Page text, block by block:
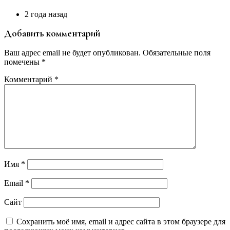
2 года назад
Добавить комментарий
Ваш адрес email не будет опубликован. Обязательные поля
помечены *
Комментарий *
Имя *
Email *
Сайт
Сохранить моё имя, email и адрес сайта в этом браузере для